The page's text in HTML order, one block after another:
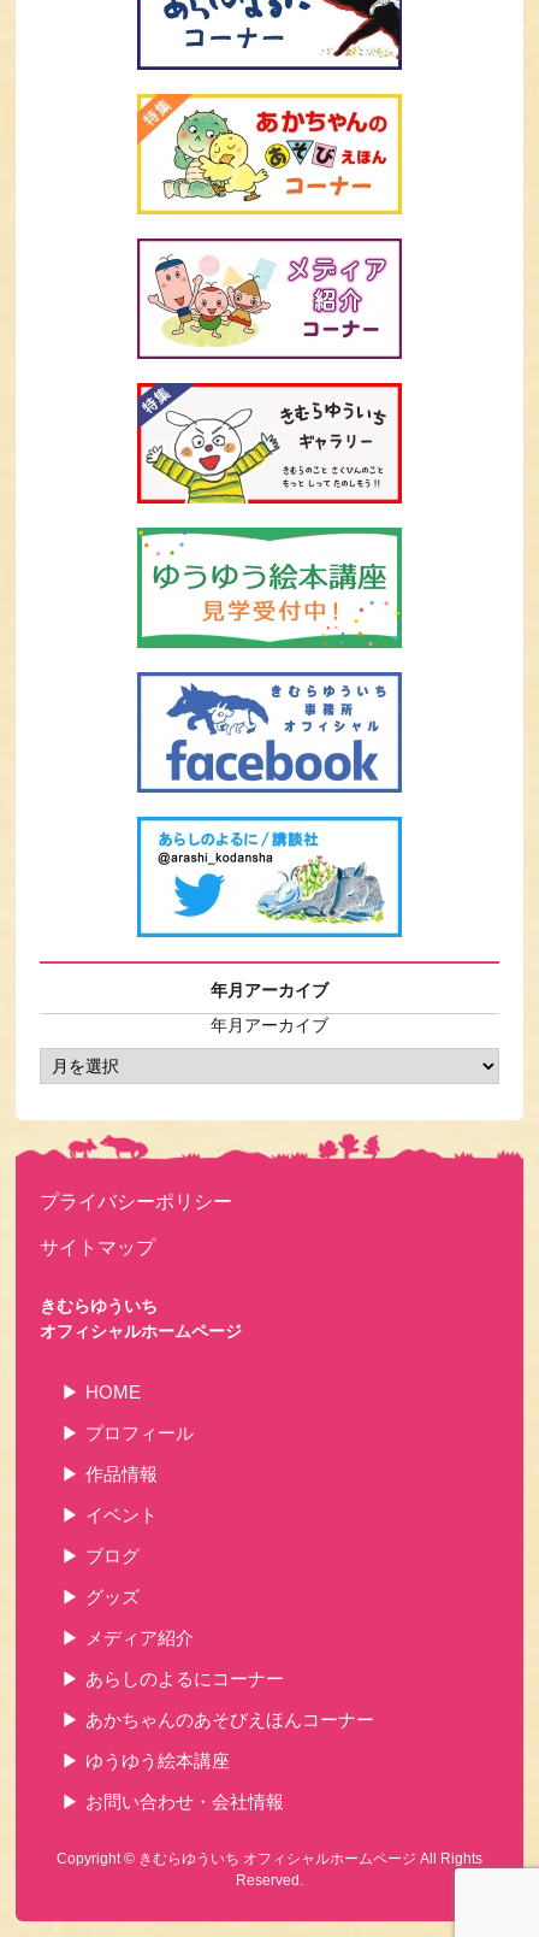
年月アーカイブ
年月アーカイブ
プライバシーポリシー
サイトマップ
きむらゆういち
オフィシャルホームページ
HOME
プロフィール
作品情報
イベント
ブログ
グッズ
メディア紹介
あらしのよるにコーナー
あかちゃんのあそびえほんコーナー
ゆうゆう絵本講座
お問い合わせ・会社情報
Copyright © きむらゆういち オフィシャルホームページ All Rights
Reserved.